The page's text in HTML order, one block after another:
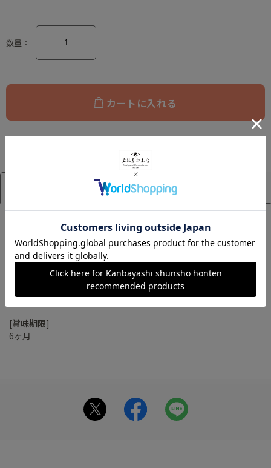
数量：
カートに入れる
[詰め合せ内容]
Elegant 煎茶 4g×5個入り
Passion 煎茶 4g×5個入り
Relax 煎茶 4g×5個入り
Joyful 玄米茶 4g×5個入り
＊紐付きティーバッグ
[賞味期限]
6ヶ月